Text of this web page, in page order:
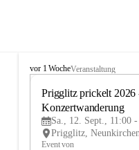
P
vor 1 WocheVeranstaltung
Prigglitz prickelt 2026
Konzertwanderung
Sa., 12. Sept., 11:00
Event von